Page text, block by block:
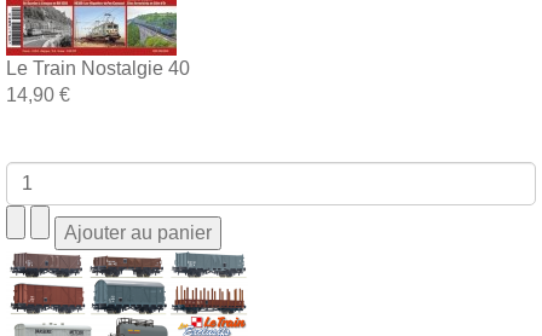
Le Train Nostalgie 40
14,90 €